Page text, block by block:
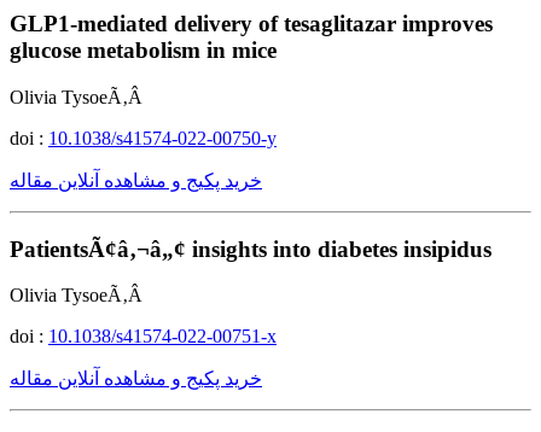
GLP1-mediated delivery of tesaglitazar improves
glucose metabolism in mice
Olivia TysoeÃ‚Â
doi : 10.1038/s41574-022-00750-y
خرید پکیج و مشاهده آنلاین مقاله
PatientsÃ¢â‚¬â„¢ insights into diabetes insipidus
Olivia TysoeÃ‚Â
doi : 10.1038/s41574-022-00751-x
خرید پکیج و مشاهده آنلاین مقاله